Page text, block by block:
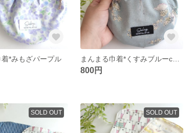
着*みもざパープル
800円
SOLD OUT SOLD OUT